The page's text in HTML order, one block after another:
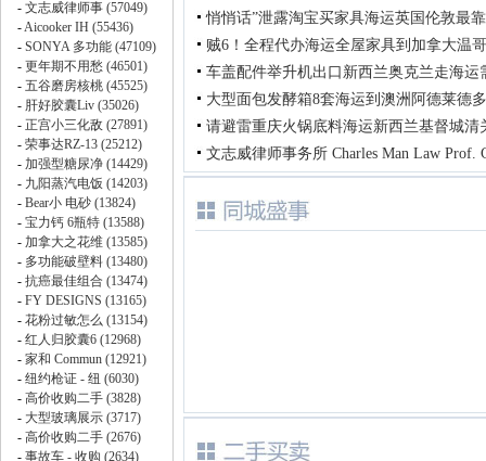
悄悄话”泄露淘宝买家具海运英国伦敦最
贼6！全程代办海运全屋家具到加拿大温
车盖配件举升机出口新西兰奥克兰走海
大型面包发酵箱8套海运到澳洲阿德莱德
请避雷重庆火锅底料海运新西兰基督城清
文志威律师事务所 Charles Man Law Prof.